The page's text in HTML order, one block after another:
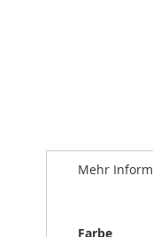
Mehr
Mehr
Farbe